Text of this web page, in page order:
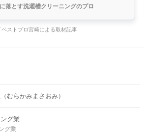
落とす洗濯槽クリーニングのプロ
ベストプロ宮崎による取材記事
むらかみまさおみ）
グ業
グ業